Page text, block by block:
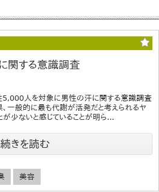
関する意識調査
5,000人を対象に男性の汗に関する意識調査
、一般的に最も代謝が活発だと考えられるヤ
少ないと感じていることが明ら...
続きを読む
美容